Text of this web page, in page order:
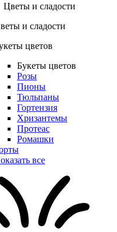
Цветы и сладости
и сладости
цветов
Букеты цветов
Розы
Пионы
Тюльпаны
Гортензия
Хризантемы
Протеас
Ромашки
все